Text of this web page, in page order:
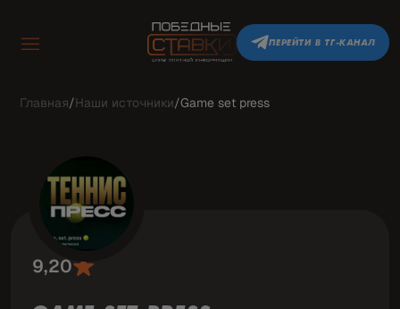
ПЕРЕЙТИ В ТГ-КАНАЛ
Главная/Наши источники/Game set press
9,20